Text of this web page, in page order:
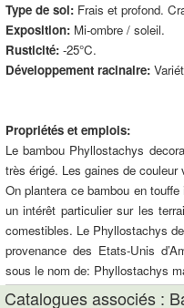
Type de sol: Frais et profond.
Exposition: Mi-ombre / soleil.
Rusticité: -25°C.
Développement racinaire:
Propriétés et emplois:
Le bambou Phyllostachys
très érigé. Les gaines de
On plantera ce bambou en
un intérêt particulier sur les
comestibles. Le Phyllostachys
provenance des Etats-Unis
sous le nom de: Phyllostachys
Catalogues associés :